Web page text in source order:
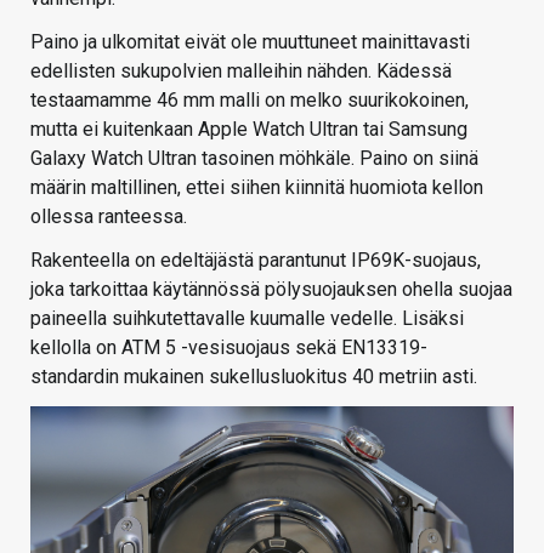
Paino ja ulkomitat eivät ole muuttuneet mainittavasti
edellisten sukupolvien malleihin nähden. Kädessä
testaamamme 46 mm malli on melko suurikokoinen,
mutta ei kuitenkaan Apple Watch Ultran tai Samsung
Galaxy Watch Ultran tasoinen möhkäle. Paino on siinä
määrin maltillinen, ettei siihen kiinnitä huomiota kellon
ollessa ranteessa.
Rakenteella on edeltäjästä parantunut IP69K-suojaus,
joka tarkoittaa käytännössä pölysuojauksen ohella suojaa
paineella suihkutettavalle kuumalle vedelle. Lisäksi
kellolla on ATM 5 -vesisuojaus sekä EN13319-
standardin mukainen sukellusluokitus 40 metriin asti.